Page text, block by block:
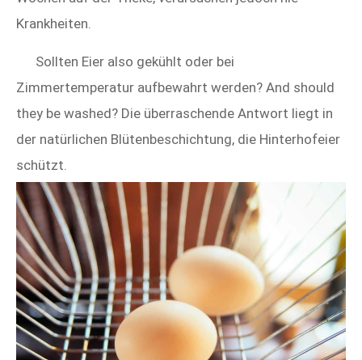
Krankheiten.
Sollten Eier also gekühlt oder bei
Zimmertemperatur aufbewahrt werden? And should
they be washed? Die überraschende Antwort liegt in
der natürlichen Blütenbeschichtung, die Hinterhofeier
schützt.